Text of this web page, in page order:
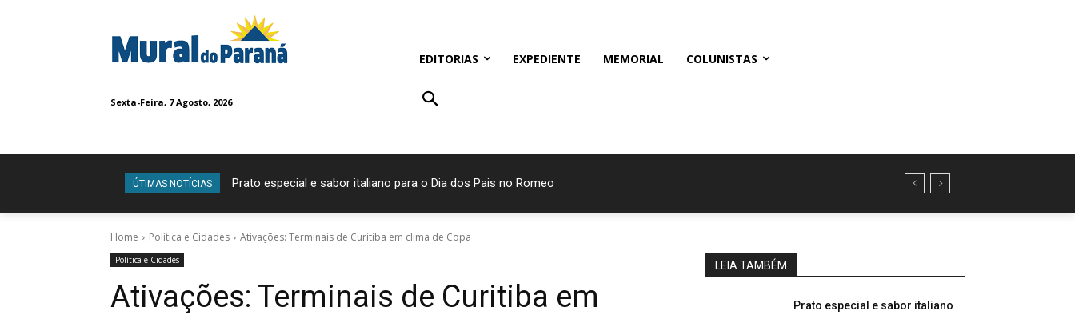
Sexta-Feira, 7 Agosto, 2026
EDITORIAS EXPEDIENTE MEMORIAL COLUNISTAS
ÚTIMAS NOTÍCIAS Prato especial e sabor italiano para o Dia dos Pais no Romeo
Home Política e Cidades Ativações: Terminais de Curitiba em clima de Copa
Política e Cidades
Ativações: Terminais de Curitiba em
LEIA TAMBÉM
Prato especial e sabor italiano